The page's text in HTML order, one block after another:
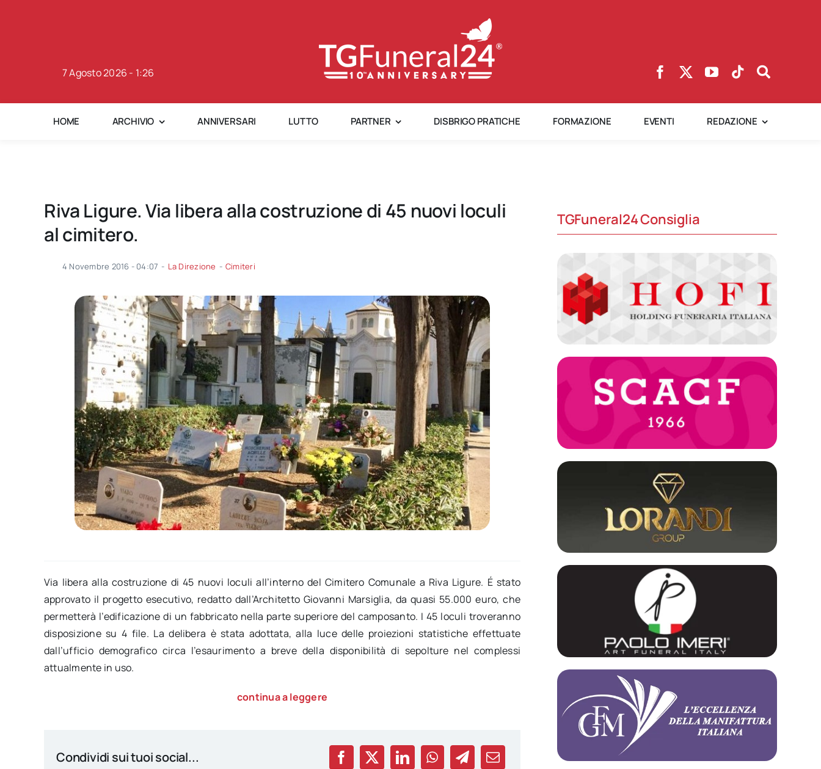
7 Agosto 2026 - 1:26
HOME ARCHIVIO ANNIVERSARI LUTTO PARTNER DISBRIGO PRATICHE FORMAZIONE EVENTI REDAZIONE
Riva Ligure. Via libera alla costruzione di 45 nuovi loculi
al cimitero.
4 Novembre 2016 - 04:07 - La Direzione - Cimiteri
Via libera alla costruzione di 45 nuovi loculi all’interno del Cimitero Comunale a Riva Ligure. É stato
approvato il progetto esecutivo, redatto dall’Architetto Giovanni Marsiglia, da quasi 55.000 euro, che
permetterà l’edificazione di un fabbricato nella parte superiore del camposanto. I 45 loculi troveranno
disposizione su 4 file. La delibera è stata adottata, alla luce delle proiezioni statistiche effettuate
dall’ufficio demografico circa l’esaurimento a breve della disponibilità di sepolture nel complessi
attualmente in uso.
continua a leggere
Condividi sui tuoi social...
TGFuneral24 Consiglia